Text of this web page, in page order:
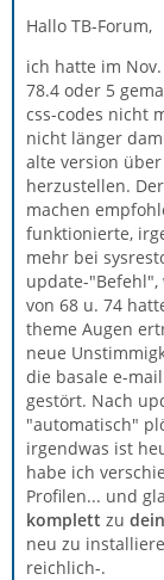
Hallo TB-Forum,
ich hatte im
78.4 oder 5
css-codes nicht
nicht länger
alte version
herzustellen.
machen
funktionierte,
mehr bei
update-
von 68 u. 74
theme Augen
neue
die basale e-
gestört. Nach
"automatisch"
irgendwas ist
habe ich
Profilen... und
komplett zu
neu zu
reichlich-.